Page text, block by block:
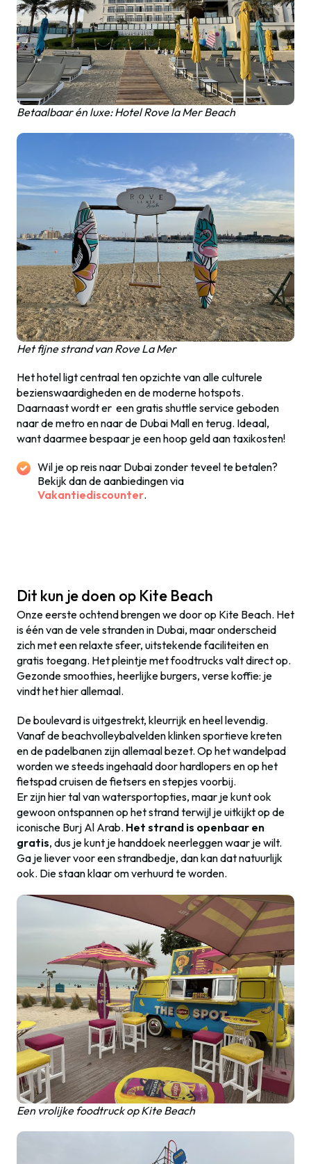
Betaalbaar én luxe: Hotel Rove la Mer Beach
Het fijne strand van Rove La Mer
Het hotel ligt centraal ten opzichte van alle culturele
bezienswaardigheden en de moderne hotspots.
Daarnaast wordt er een gratis shuttle service geboden
naarde metro en naar de Dubai Mall en terug. Ideaal,
want daarmee bespaar je een hoop geld aan taxikosten!
Wil je op reis naar Dubai zonder teveel te betalen?
Bekijk dan de aanbiedingen via
Vakantiediscounter.
Dit kun je doen op Kite Beach
Onze eerste ochtend brengen we door op Kite Beach. Het
is één van de vele stranden in Dubai, maar onderscheid
zich met een relaxte sfeer, uitstekende faciliteiten en
gratis toegang. Het pleintje met foodtrucks valt direct op.
Gezonde smoothies, heerlijke burgers, verse koffie: je
vindt het hier allemaal.
De boulevard is uitgestrekt, kleurrijk en heel levendig.
Vanaf de beachvolleybalvelden klinken sportieve kreten
en de padelbanen zijn allemaal bezet. Op het wandelpad
worden we steeds ingehaald door hardlopers en op het
fietspad cruisen de fietsers en stepjes voorbij.
Er zijn hier tal van watersportopties, maar je kunt ook
gewoon ontspannen op het strand terwijl je uitkijkt op de
iconische Burj Al Arab. Het strand is openbaar en
gratis, dus je kunt je handdoek neerleggen waar je wilt.
Ga je liever voor een strandbedje, dan kan dat natuurlijk
ook. Die staan klaar om verhuurd te worden.
Een vrolijke foodtruck op Kite Beach